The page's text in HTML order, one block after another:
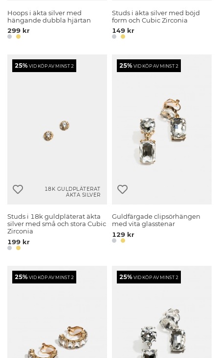
Hoops i äkta silver med
hängande dubbla hjärtan
299 kr
Studs i äkta silver med böjd
form och Cubic Zirconia
149 kr
25%VID KÖP AV MINST 2
18K GULDPLÄTERAT
ÄKTA SILVER
Studs i 18k guldpläterat äkta
silver med små och stora Cubic
Zirconia
199 kr
25%VID KÖP AV MINST 2
Guldfärgade clipsörhängen
med vita glasstenar
129 kr
25%VID KÖP AV MINST 2 25%VID KÖP AV MINST 2